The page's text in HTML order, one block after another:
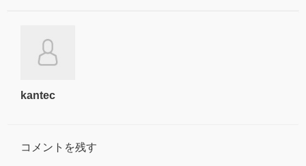
kantec
コメントを残す